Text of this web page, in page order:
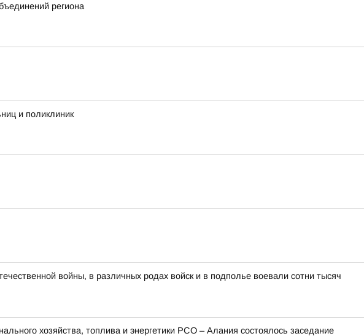
региона
и поликлиник
войны, в различных родах войск и в подполье воевали сотни тысяч
хозяйства, топлива и энергетики РСО – Алания состоялось заседание